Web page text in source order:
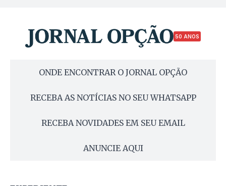
50 ANOS
ONDE ENCONTRAR O JORNAL OPÇÃO
RECEBA AS NOTÍCIAS NO SEU WHATSAPP
RECEBA NOVIDADES EM SEU EMAIL
ANUNCIE AQUI